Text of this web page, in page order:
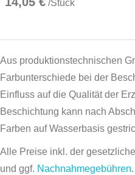
/Stück
Aus produktionstechnischen
Farbunterschiede bei der
Einfluss auf die Qualität der
Beschichtung kann nach
Farben auf Wasserbasis
Alle Preise inkl. der
und ggf. Nachnahmegebühren.